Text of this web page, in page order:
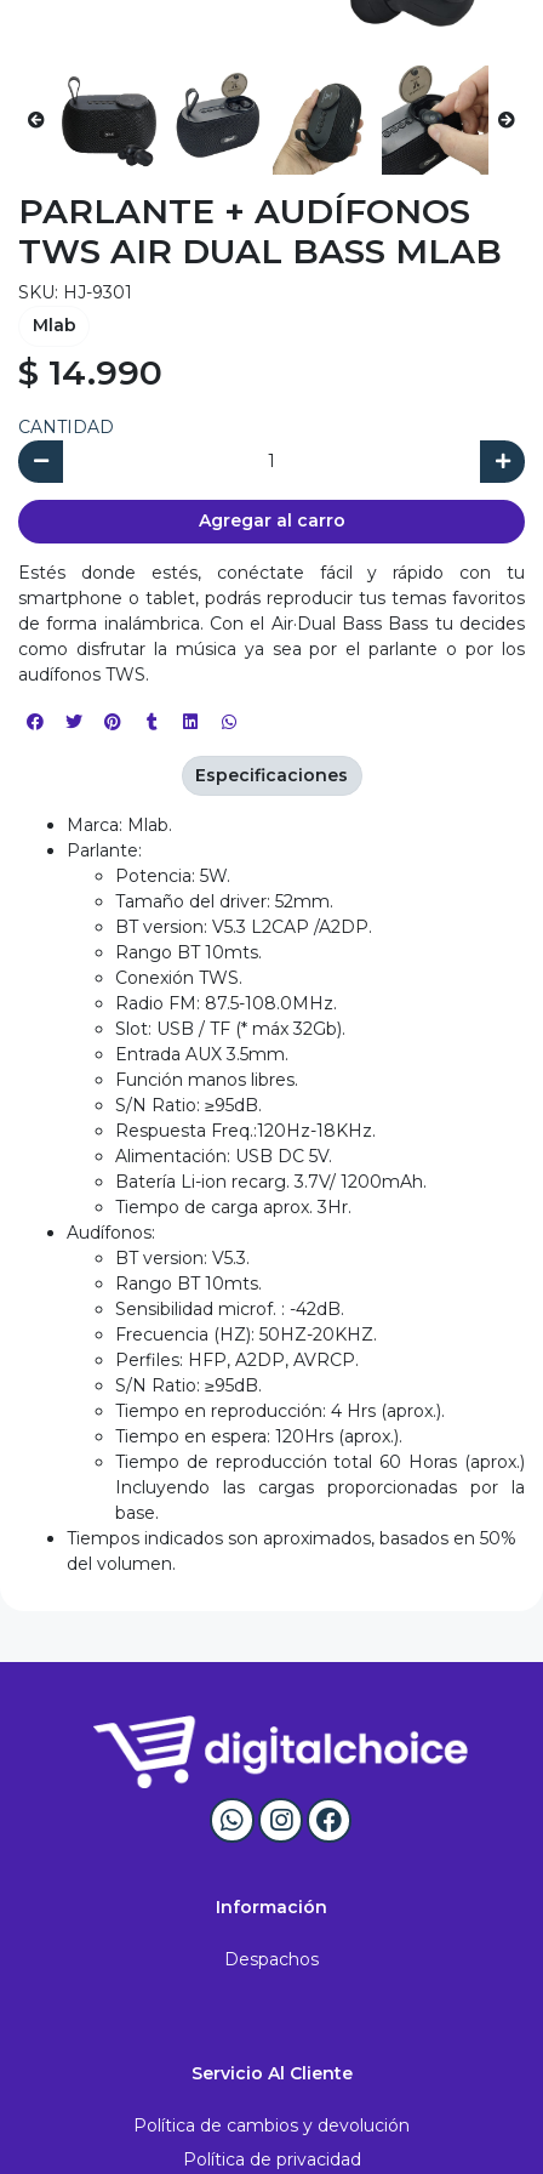
PARLANTE + AUDÍFONOS
TWS AIR DUAL BASS MLAB
SKU: HJ-9301
Mlab
$ 14.990
CANTIDAD
Agregar al carro
Estés donde estés, conéctate fácil y rápido con tu
smartphone o tablet, podrás reproducir tus temas favoritos
de forma inalámbrica. Con el Air·Dual Bass Bass tu decides
como disfrutar la música ya sea por el parlante o por los
audífonos TWS.
Marca: Mlab.
Parlante:
Potencia: 5W.
Tamaño del driver: 52mm.
BT version: V5.3 L2CAP /A2DP.
Rango BT 10mts.
Conexión TWS.
Radio FM: 87.5-108.0MHz.
Slot: USB / TF (* máx 32Gb).
Entrada AUX 3.5mm.
Función manos libres.
S/N Ratio: ≥95dB.
Respuesta Freq.:120Hz-18KHz.
Alimentación: USB DC 5V.
Batería Li-ion recarg. 3.7V/ 1200mAh.
Tiempo de carga aprox. 3Hr.
Audífonos:
BT version: V5.3.
Rango BT 10mts.
Sensibilidad microf. : -42dB.
Frecuencia (HZ): 50HZ-20KHZ.
Perfiles: HFP, A2DP, AVRCP.
S/N Ratio: ≥95dB.
Tiempo en reproducción: 4 Hrs (aprox.).
Tiempo en espera: 120Hrs (aprox.).
Tiempo de reproducción total 60 Horas (aprox.)
Incluyendo las cargas proporcionadas por la
base.
Tiempos indicados son aproximados, basados en 50%
del volumen.
Especificaciones
Información
Despachos
Servicio Al Cliente
Política de cambios y devolución
Política de privacidad